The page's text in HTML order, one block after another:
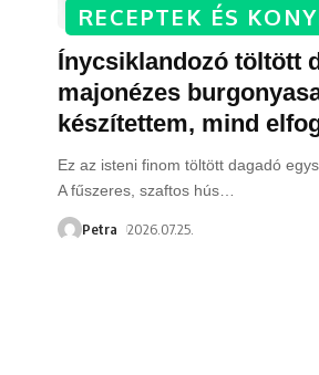
RECEPTEK ÉS
Ínycsiklandozó töltött
majonézes
készítettem, mind
Ez az isteni finom töltött dagadó
A fűszeres, szaftos hús
Petra 2026.07.25.